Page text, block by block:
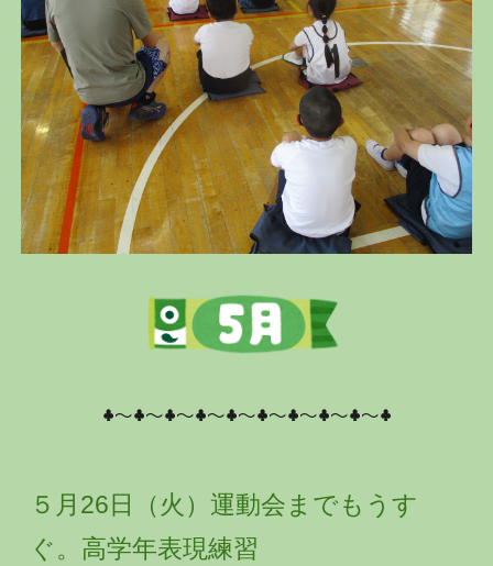
♣～♣～♣～♣～♣～♣～♣～♣～♣～♣
５月 26日（火 ）運動会までもうす
ぐ。高学年表現練習